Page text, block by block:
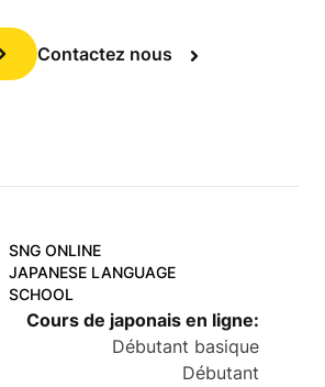
Contactez nous
SNG ONLINE
JAPANESE LANGUAGE
SCHOOL
Cours de japonais en ligne:
Débutant basique
Débutant